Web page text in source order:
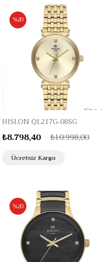
HISLON QL217G-08SG
₺8.798,40 ₺10.998,00
%20
Ücretsiz Kargo
%20